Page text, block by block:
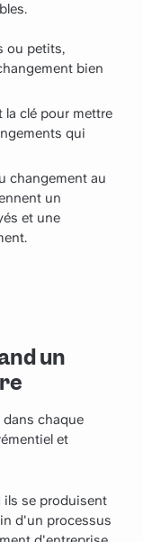
ou petits,
bien
clé pour mettre
qui
changement au
un
et une
un
chaque
et
ils se produisent
d'un processus